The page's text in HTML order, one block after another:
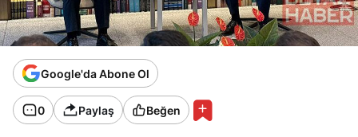
Google'da Abone Ol
0 Paylaş Beğen